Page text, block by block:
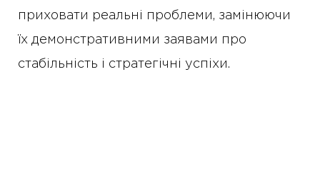
приховати реальні проблеми, замінюючи
їх демонстративними заявами про
стабільність і стратегічні успіхи.